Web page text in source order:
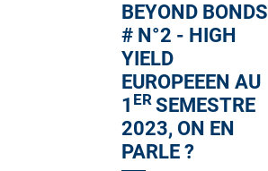
BEYOND BONDS
# N°2 - HIGH
YIELD
EUROPEEEN AU
1 ER SEMESTRE
2023, ON EN
PARLE ?